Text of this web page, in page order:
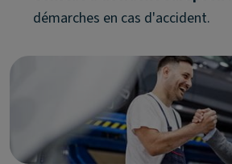
démarches en cas d'accident.